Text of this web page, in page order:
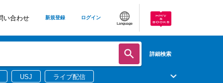
い合わせ 新規登録 ログイン
Language
詳細検索
USJ ライブ配信